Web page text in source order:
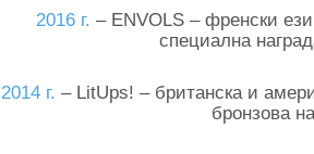
2016 г. – ЕNVOLS – френски
специална
2014 г. – LitUps! – британска и
бронзова